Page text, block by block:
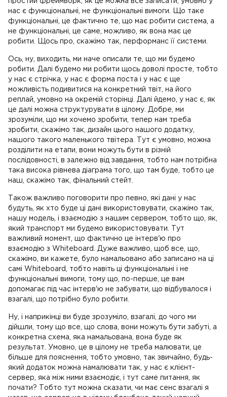
нас є функціональні, не функціональні вимоги. Що таке
функціональні, це фактично те, що має робити система, а
не функціональні, це саме, можливо, як вона має це
робити. Щось про, скажімо так, перформанс її системи.
Ось, ну, виходить, ми наче описали те, що ми будемо
робити. Далі будемо ми робити щось доволі просте, тобто
у нас є стрічка, у нас є форма поста і у нас є ще
можливість подивитися на конкретний твіт, на його
реплай, умовно на окремій сторінці. Далі йдемо, у нас є, як
це далі можна структурувати в цілому. Добре, ми
зрозуміли, що ми хочемо зробити, тепер нам треба
зробити, скажімо так, дизайн цього нашого додатку,
нашого такого маленького твітера. Тут є умовно, можна
розділити на етапи, вони можуть бути в різній
послідовності, в залежно від завдання, тобто нам потрібна
така висока рівнева діаграма того, що там буде, тобто це
наш, скажімо так, фінальний стейт.
Також важливо поговорити про певно, які дані у нас
будуть, як хто буде ці дані використовувати, скажімо так,
нашу модель, і взаємодію з нашим сервером, тобто що, як,
який транспорт ми будемо використовувати. Тут
важливий момент, що фактично це інтерв'ю про
взаємодію з Whiteboard. Дуже важливо, щоб все, що,
скажімо, ви кажете, було намальовано або записано на ці
самі Whiteboard, тобто навіть ці функціональні і не
функціональні вимоги, тому що, по-перше, це вам
допомагає під час інтерв'ю не забувати, що відбувалося і
взагалі, що потрібно було робити.
Ну, і наприкінці ви буде зрозуміло, взагалі, до чого ми
дійшли, тому що все, що слова, вони можуть бути забуті, а
конкретна схема, яка намальована, вона буде як
результат. Умовно, це в цілому не треба малювати, це
більше для пояснення, тобто умовно, так звичайно, будь-
який додаток можна намалювати так, у нас є клієнт-
сервер, яка між ними взаємодіє, і тут саме питання, як
почати? Тобто тут можна сказати, чи має сенс взагалі я